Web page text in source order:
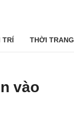
TRÍ THỜI TRANG
vào